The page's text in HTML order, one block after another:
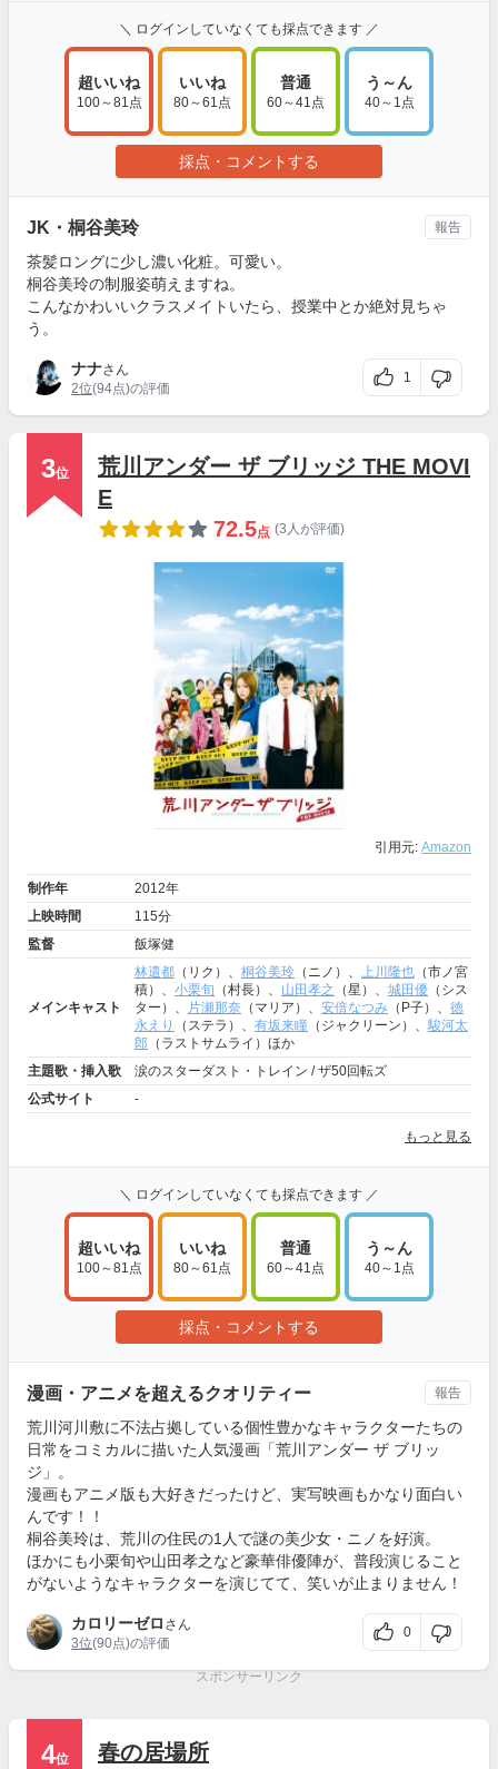
＼ ログインしていなくても採点できます ／
超いいね
100～81点
いいね
80～61点
普通
60～41点
う～ん
40～1点
採点・コメントする
JK・桐谷美玲
茶髪ロングに少し濃い化粧。可愛い。
桐谷美玲の制服姿萌えますね。
こんなかわいいクラスメイトいたら、授業中とか絶対見ちゃ
う。
ナナさん
2位(94点)の評価
1
報告
3位
荒川アンダー ザ ブリッジ THE MOVI
E
72.5点 (3人が評価)
引用元: Amazon
制作年
2012年
上映時間
115分
監督
飯塚健
メインキャスト
林遣都 （リク）、 桐谷美玲 （ニノ）、 上川隆也 （市ノ宮
積）、 小栗旬 （村長）、 山田孝之 （星）、 城田優 （シス
ター）、
片瀬那奈 （マリア）、 安倍なつみ （P子）、 徳
永えり
（ステラ）、 有坂来瞳 （ジャクリーン）、 駿河太
郎 （ラストサムライ）ほか
主題歌・挿入歌
涙のスターダスト・トレイン / ザ50回転ズ
公式サイト
-
もっと見る
＼ ログインしていなくても採点できます ／
超いいね
100～81点
いいね
80～61点
普通
60～41点
う～ん
40～1点
採点・コメントする
漫画・アニメを超えるクオリティー
荒川河川敷に不法占拠している個性豊かなキャラクターたちの
日常をコミカルに描いた人気漫画「荒川アンダー ザ ブリッ
ジ」。
漫画もアニメ版も大好きだったけど、実写映画もかなり面白い
んです！！
桐谷美玲は、荒川の住民の1人で謎の美少女・ニノを好演。
ほかにも小栗旬や山田孝之など豪華俳優陣が、普段演じること
がないようなキャラクターを演じてて、笑いが止まりません！
カロリーゼロ さん
3位(90点)の評価
0
報告
スポンサーリンク
4位 春の居場所